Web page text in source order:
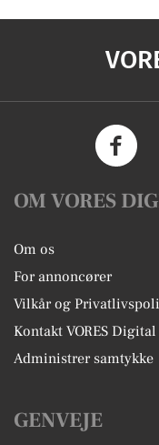
OM VORES
Om os
For annoncører
Vilkår og
Kontakt VORES Digital
Administrer samtykke
GENVEJE